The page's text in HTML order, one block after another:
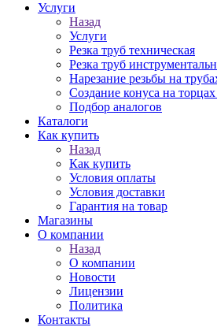
Услуги
Назад
Услуги
Резка труб техническая
Резка труб
Нарезание резьбы на
Создание конуса на
Подбор аналогов
Каталоги
Как купить
Назад
Как купить
Условия оплаты
Условия доставки
Гарантия на товар
Магазины
О компании
Назад
О компании
Новости
Лицензии
Политика
Контакты